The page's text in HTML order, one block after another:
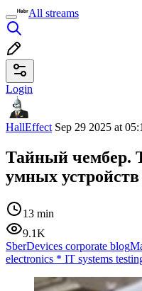
All streams
Login
HallEffect Sep 29 2025 at
Тайный чембер.
умных
13 min
9.1K
SberDevices corporate blog
electronics * IT systems